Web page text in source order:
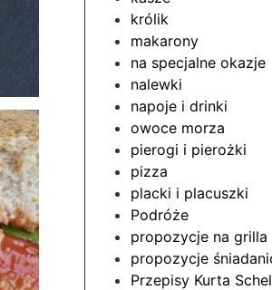
królik
makarony
na specjalne okazje
nalewki
napoje i drinki
owoce morza
pierogi i pierożki
pizza
placki i placuszki
Podróże
propozycje na grilla
propozycje
Przepisy Kurta